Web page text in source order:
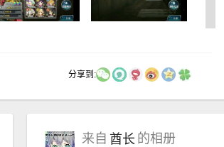
分享到:
来自 酋长 的相册